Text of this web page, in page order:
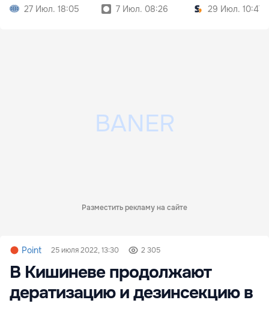
27 Июл. 18:05
7 Июл. 08:26
29 Июл. 10:47
Разместить рекламу на сайте
Point 25 июля 2022, 13:30 2 305
В Кишиневе продолжают
дератизацию и дезинсекцию в